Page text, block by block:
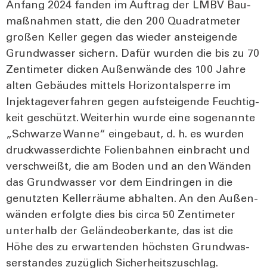
Anfang 2024 fan­den im Auf­trag der LMBV Bau­
maß­nah­men statt, die den 200 Qua­drat­me­ter
gro­ßen Kel­ler gegen das wie­der anstei­gen­de
Grund­was­ser sichern. Dafür wur­den die bis zu 70
Zen­ti­me­ter dicken Außen­wän­de des 100 Jah­re
alten Gebäu­des mit­tels Hori­zon­tal­sper­re im
Injekta­ge­ver­fah­ren gegen auf­stei­gen­de Feuch­tig­
keit geschützt. Wei­ter­hin wur­de eine soge­nann­te
„Schwar­ze Wan­ne“ ein­ge­baut, d. h. es wur­den
druck­was­ser­dich­te Foli­en­bah­nen ein­bracht und
ver­schweißt, die am Boden und an den Wän­den
das Grund­was­ser vor dem Ein­drin­gen in die
genutz­ten Kel­ler­räu­me abhal­ten. An den Außen­
wän­den erfolg­te dies bis cir­ca 50 Zen­ti­me­ter
unter­halb der Gelän­de­ober­kan­te, das ist die
Höhe des zu erwar­ten­den höchs­ten Grund­was­
ser­stan­des zuzüg­lich Sicher­heits­zu­schlag.